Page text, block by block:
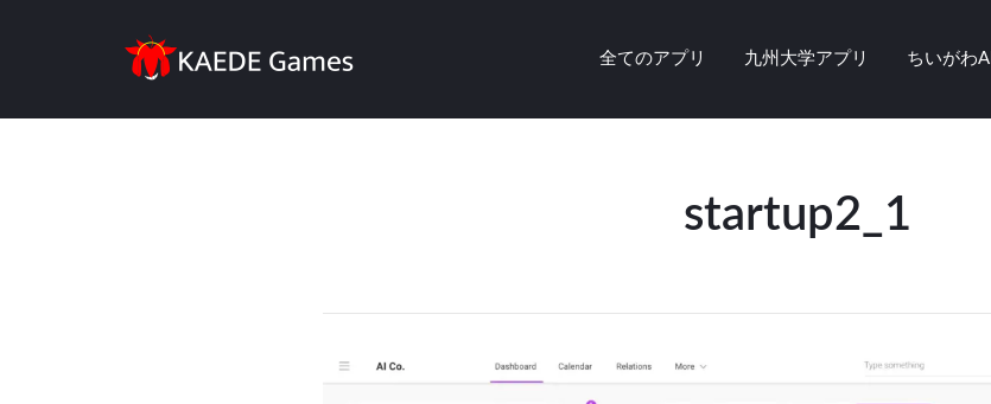
全てのアプリ 九州大学アプリ ちいがわAI
startup2_1